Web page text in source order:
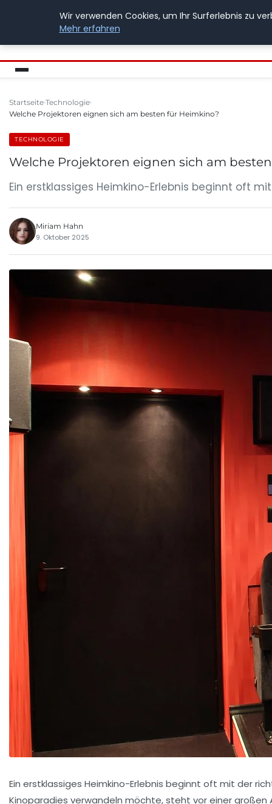
BUSSICHARLY
Startseite Technologie
Welche Projektoren eignen sich am besten für Heimkino?
TECHNOLOGIE
Welche Projektoren eignen sich am
Ein erstklassiges Heimkino-Erlebnis beginnt oft
Miriam Hahn
9. Oktober 2025
Ein erstklassiges Heimkino-Erlebnis beginnt oft mit der
Kinoparadies verwandeln möchte, steht vor einer großen
Wir verwenden Cookies, um Ihr Surferlebnis zu
Mehr erfahren